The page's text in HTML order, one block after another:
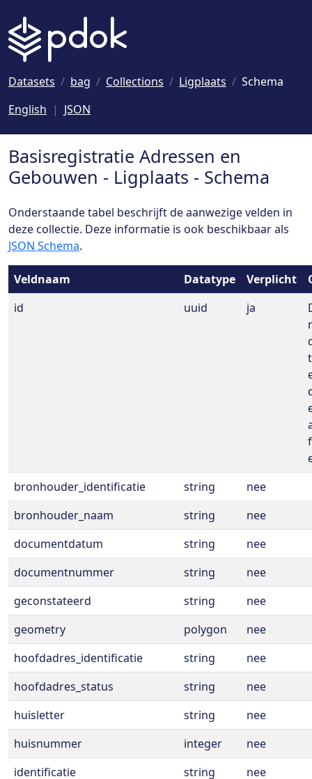
Datasets bag Collections Ligplaats
Schema
English
JSON
Basisregistratie Adressen en
Gebouwen - Ligplaats - Schema
Onderstaande tabel beschrijft de aanwezige velden in
deze collectie. Deze informatie is ook beschikbaar als
JSON Schema.
Veldnaam Datatype Verplicht
id
uuid ja
bronhouder_identificatie
string
nee
bronhouder_naam
string
nee
documentdatum
string
nee
documentnummer
string
nee
geconstateerd
string
nee
geometry
polygon
nee
hoofdadres_identificatie
string
nee
hoofdadres_status
string
nee
huisletter
string
nee
huisnummer
integer
nee
identificatie
string
nee